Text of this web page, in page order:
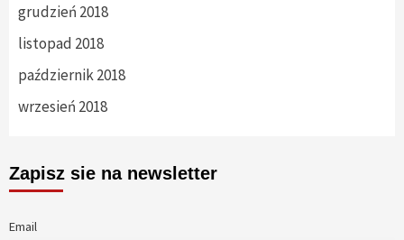
grudzień 2018
listopad 2018
październik 2018
wrzesień 2018
Zapisz sie na newsletter
Email